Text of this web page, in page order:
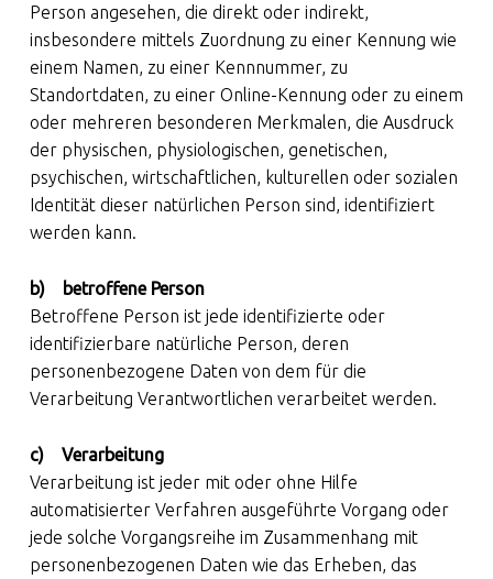
Person angesehen, die direkt oder indirekt,
insbesondere mittels Zuordnung zu einer Kennung wie
einem Namen, zu einer Kennnummer, zu
Standortdaten, zu einer Online-Kennung oder zu einem
oder mehreren besonderen Merkmalen, die Ausdruck
der physischen, physiologischen, genetischen,
psychischen, wirtschaftlichen, kulturellen oder sozialen
Identität dieser natürlichen Person sind, identifiziert
werden kann.
b) betroffene Person
Betroffene Person ist jede identifizierte oder
identifizierbare natürliche Person, deren
personenbezogene Daten von dem für die
Verarbeitung Verantwortlichen verarbeitet werden.
c) Verarbeitung
Verarbeitung ist jeder mit oder ohne Hilfe
automatisierter Verfahren ausgeführte Vorgang oder
jede solche Vorgangsreihe im Zusammenhang mit
personenbezogenen Daten wie das Erheben, das